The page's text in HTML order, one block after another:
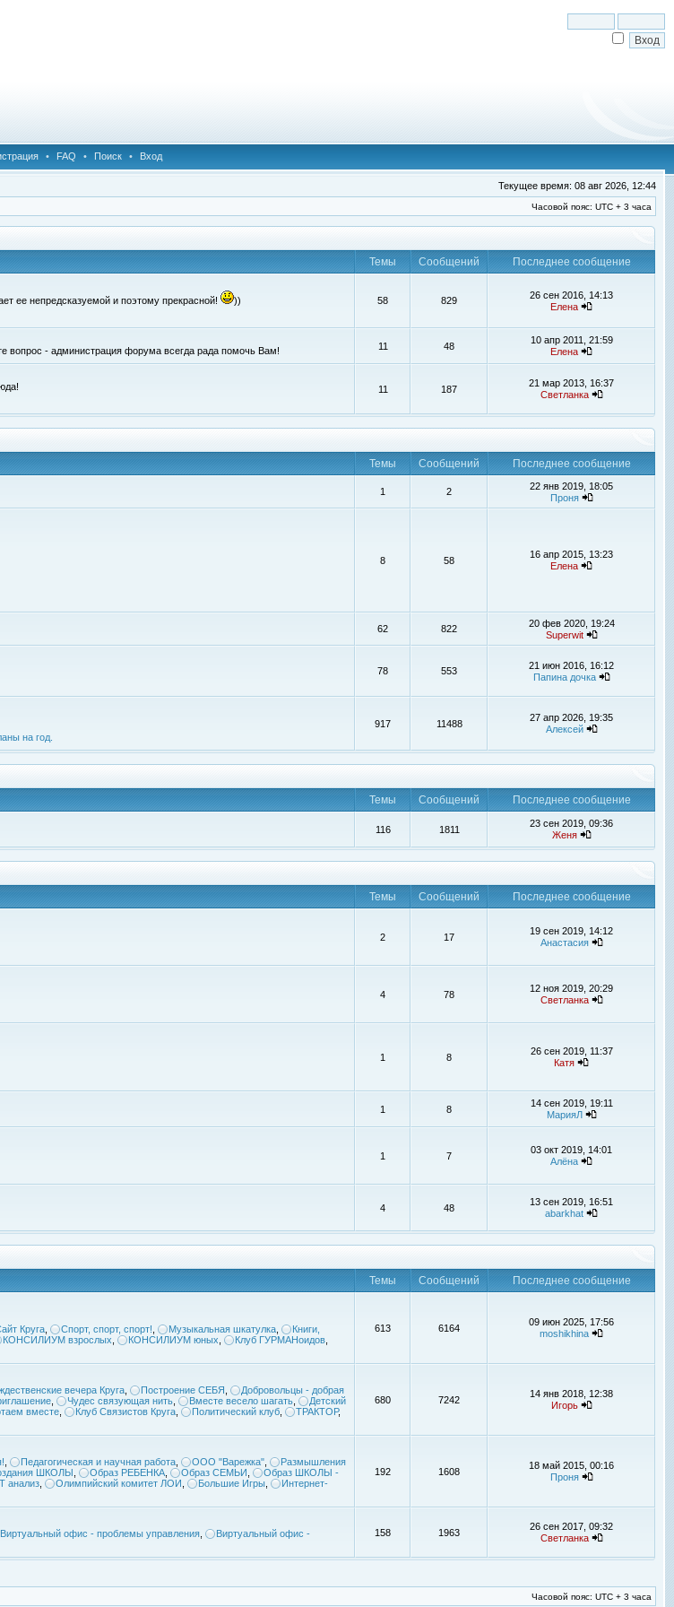
• FAQ • Поиск • Вход
Текущее время: 08 авг 2026, 12:44
Часовой пояс: UTC + 3 часа
Темы Сообщений
Последнее сообщение
ее непредсказуемой и поэтому прекрасной!
))
58 829
26 сен 2016, 14:13
Елена
вопрос - администрация форума всегда рада помочь Вам! 11 48
10 апр 2011, 21:59
Елена
11 187
21 мар 2013, 16:37
Светланка
Темы Сообщений Последнее сообщение
1 2
22 янв 2019, 18:05
Проня
8 58
16 апр 2015, 13:23
Елена
62 822
20 фев 2020, 19:24
Superwit
78 553
21 июн 2016, 16:12
Папина дочка
на год.
917 11488
27 апр 2026, 19:35
Алексей
Темы Сообщений
Последнее сообщение
116 1811
23 сен 2019, 09:36
Женя
Темы Сообщений
Последнее сообщение
2 17
19 сен 2019, 14:12
Анастасия
4 78
12 ноя 2019, 20:29
Светланка
1 8
26 сен 2019, 11:37
Катя
1 8
14 сен 2019, 19:11
МарияЛ
1 7
03 окт 2019, 14:01
Алёна
4 48
13 сен 2019, 16:51
abarkhat
Темы Сообщений
Последнее сообщение
Круга Спорт, спорт, спорт! Музыкальная шкатулка
Книги,
КОНСИЛИУМ взрослых КОНСИЛИУМ юных Клуб ГУРМАНоидов
613 6164
09 июн 2025, 17:56
moshikhina
вечера Круга Построение СЕБЯ
Добровольцы - добрая
Чудес связующая нить Вместе весело шагать
Детский
вместе Клуб Связистов Круга Политический клуб ТРАКТОР,
680 7242
14 янв 2018, 12:38
Игорь
Педагогическая и научная работа ООО "Варежка"
Размышления
ШКОЛЫ Образ РЕБЕНКА Образ СЕМЬИ
Образ ШКОЛЫ -
анализ Олимпийский комитет ЛОИ Большие Игры
Интернет-
192 1608
18 май 2015, 00:16
Проня
Виртуальный офис - проблемы управления
Виртуальный офис -
158 1963
26 сен 2017, 09:32
Светланка
Часовой пояс: UTC + 3 часа